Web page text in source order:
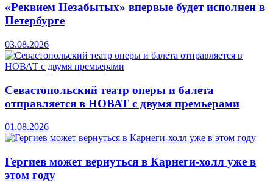
«Реквием Незабытых» впервые будет исполнен в
Петербурге
03.08.2026
Севастопольский театр оперы и балета
отправляется в НОВАТ с двумя премьерами
01.08.2026
Гергиев может вернуться в Карнеги-холл уже в
этом году